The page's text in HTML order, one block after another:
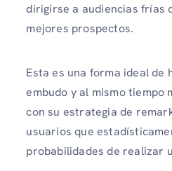
dirigirse a audiencias frías
mejores prospectos.
Esta es una forma ideal de
embudo y al mismo tiempo
con su estrategia de
usuarios que
probabilidades de realizar